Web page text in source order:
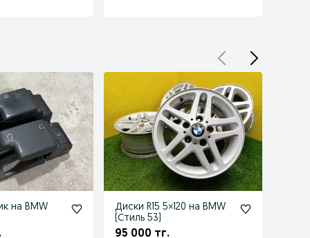
на BMW
Диски R15 5×120 на BMW
(Стиль 53)
95 000 тг.